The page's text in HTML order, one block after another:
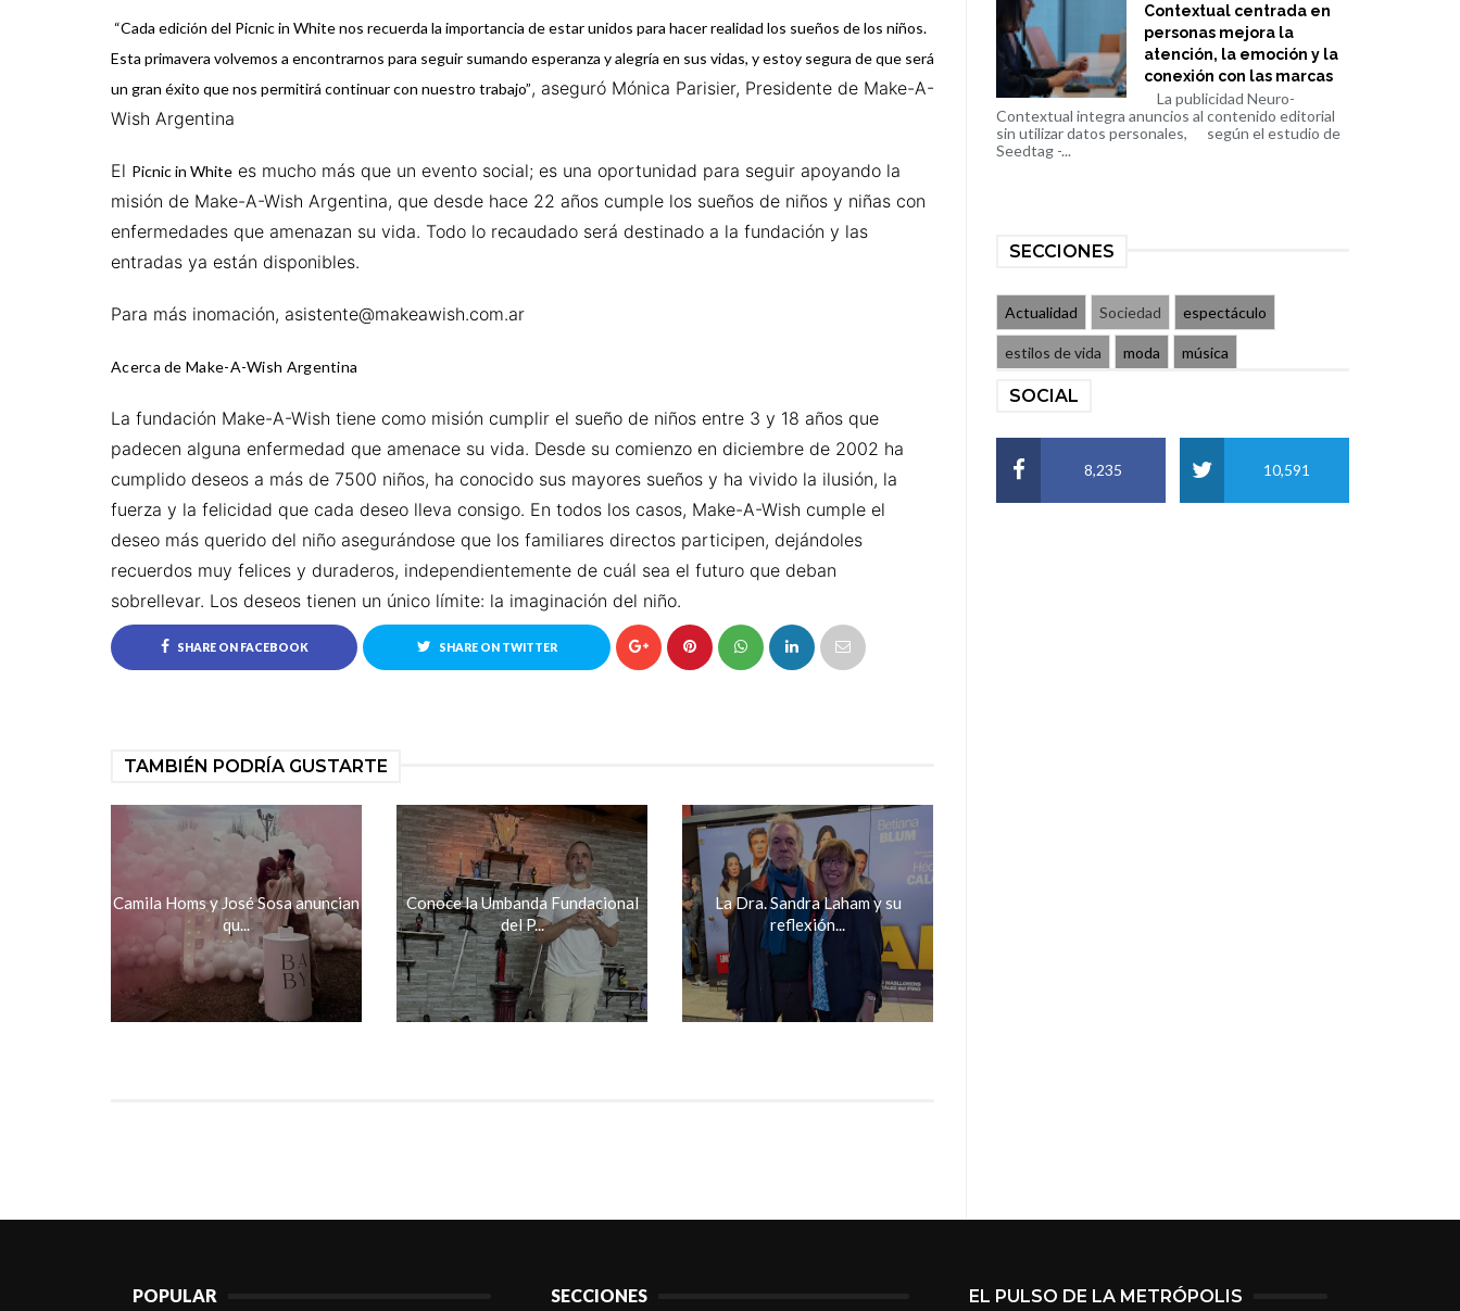
“Cada edición del Picnic in White nos recuerda la importancia de estar unidos para hacer realidad los sueños de los niños.
Esta primavera volvemos a encontrarnos para seguir sumando esperanza y alegría en sus vidas, y estoy segura de que será
un gran éxito que nos permitirá continuar con nuestro trabajo”, aseguró Mónica Parisier, Presidente de Make-A-
Wish Argentina
El Picnic in White es mucho más que un evento social; es una oportunidad para seguir apoyando la
misión de Make-A-Wish Argentina, que desde hace 22 años cumple los sueños de niños y niñas con
enfermedades que amenazan su vida. Todo lo recaudado será destinado a la fundación y las
entradas ya están disponibles.
Para más inomación, asistente@makeawish.com.ar
Acerca de Make-A-Wish Argentina
La fundación Make-A-Wish tiene como misión cumplir el sueño de niños entre 3 y 18 años que
padecen alguna enfermedad que amenace su vida. Desde su comienzo en diciembre de 2002 ha
cumplido deseos a más de 7500 niños, ha conocido sus mayores sueños y ha vivido la ilusión, la
fuerza y la felicidad que cada deseo lleva consigo. En todos los casos, Make-A-Wish cumple el
deseo más querido del niño asegurándose que los familiares directos participen, dejándoles
recuerdos muy felices y duraderos, independientemente de cuál sea el futuro que deban
sobrellevar. Los deseos tienen un único límite: la imaginación del niño.
SHARE ON FACEBOOK SHARE ON TWITTER
TAMBIÉN PODRÍA GUSTARTE
Camila Homs y José Sosa anuncian
qu...
Conoce la Umbanda Fundacional
del P...
La Dra. Sandra Laham y su
reflexión...
Contextual centrada en
personas mejora la
atención, la emoción y la
conexión con las marcas
La publicidad Neuro-
Contextual integra anuncios al contenido editorial
sin utilizar datos personales, según el estudio de
Seedtag -...
SECCIONES
Actualidad Sociedad espectáculo
estilos de vida moda música
SOCIAL
8,235 10,591
POPULAR SECCIONES EL PULSO DE LA METRÓPOLIS